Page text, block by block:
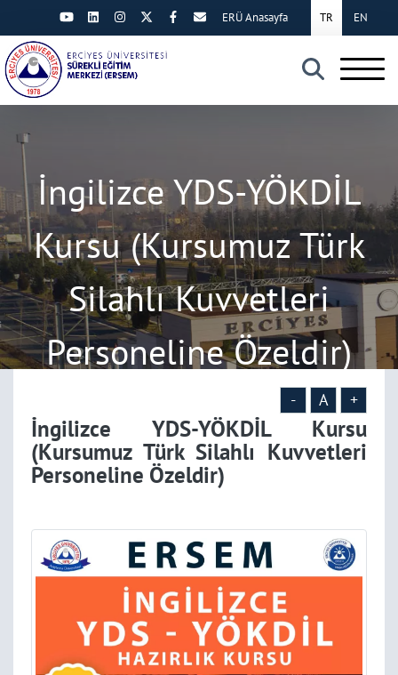
×
TR EN
ERÜ Anasayfa
İngilizce YDS-YÖKDİL
Kursu (Kursumuz Türk
Silahlı Kuvvetleri
Personeline Özeldir)
- A +
İngilizce YDS-YÖKDİL Kursu
(Kursumuz Türk Silahlı Kuvvetleri
Personeline Özeldir)